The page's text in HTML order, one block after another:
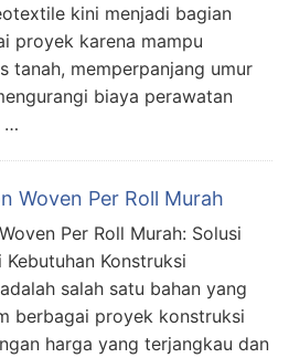
kini menjadi bagian
proyek karena mampu
tanah, memperpanjang umur
biaya perawatan
…
Woven Per Roll Murah
Per Roll Murah: Solusi
Konstruksi
salah satu bahan yang
berbagai proyek konstruksi
harga yang terjangkau dan